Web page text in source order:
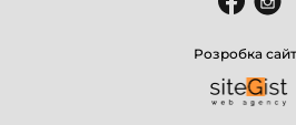
Розробка